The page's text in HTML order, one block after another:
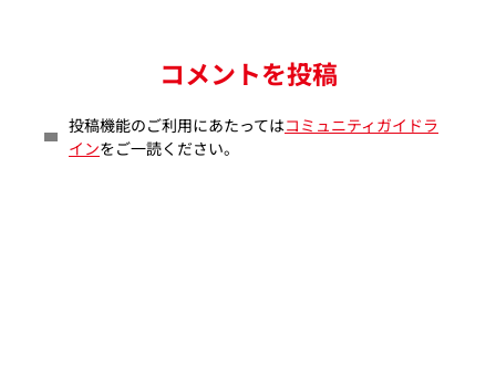
コメントを投稿
投稿機能のご利用にあたってはコミュニティガイドラ
インをご一読ください。